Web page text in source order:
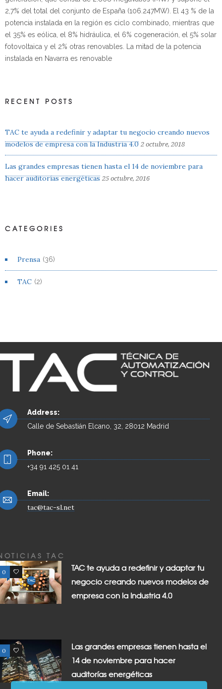
2,7% del total del conjunto de España (106.247MW). El 43 % de la
potencia instalada en la región es ciclo combinado, mientras que
el 35% es eólica, el 8% hidráulica, el 6% cogeneración, el 5% solar
fotovoltaica y el 2% otras renovables. La mitad de la potencia
instalada en Navarra es renovable
RECENT POSTS
TAC te ayuda a redefinir y adaptar tu negocio creando nuevos
modelos de empresa con la Industria 4.0 2 octubre, 2018
Las grandes empresas tienen hasta el 14 de noviembre para
hacer auditorías energéticas 25 octubre, 2016
CATEGORIES
Prensa (36)
TAC (2)
Address:
Calle de Sebastián Elcano, 32, 28012 Madrid
Phone:
+34 91 425 01 41
Email:
tac@tac-sl.net
TAC
0 0
TAC te ayuda a redefinir y adaptar tu
negocio creando nuevos modelos de
empresa con la Industria 4.0
0 0
Las grandes empresas tienen hasta el
14 de noviembre para hacer
auditorías energéticas